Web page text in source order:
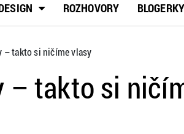
ROZHOVORY
– takto si ničíme vlasy
– takto si